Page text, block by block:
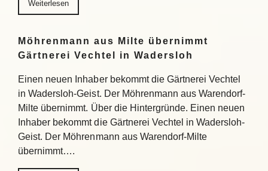
Weiterlesen
Möhrenmann aus Milte übernimmt
Gärtnerei Vechtel in Wadersloh
Einen neuen Inhaber bekommt die Gärtnerei Vechtel
in Wadersloh-Geist. Der Möhrenmann aus Warendorf-
Milte übernimmt. Über die Hintergründe. Einen neuen
Inhaber bekommt die Gärtnerei Vechtel in Wadersloh-
Geist. Der Möhrenmann aus Warendorf-Milte
übernimmt….